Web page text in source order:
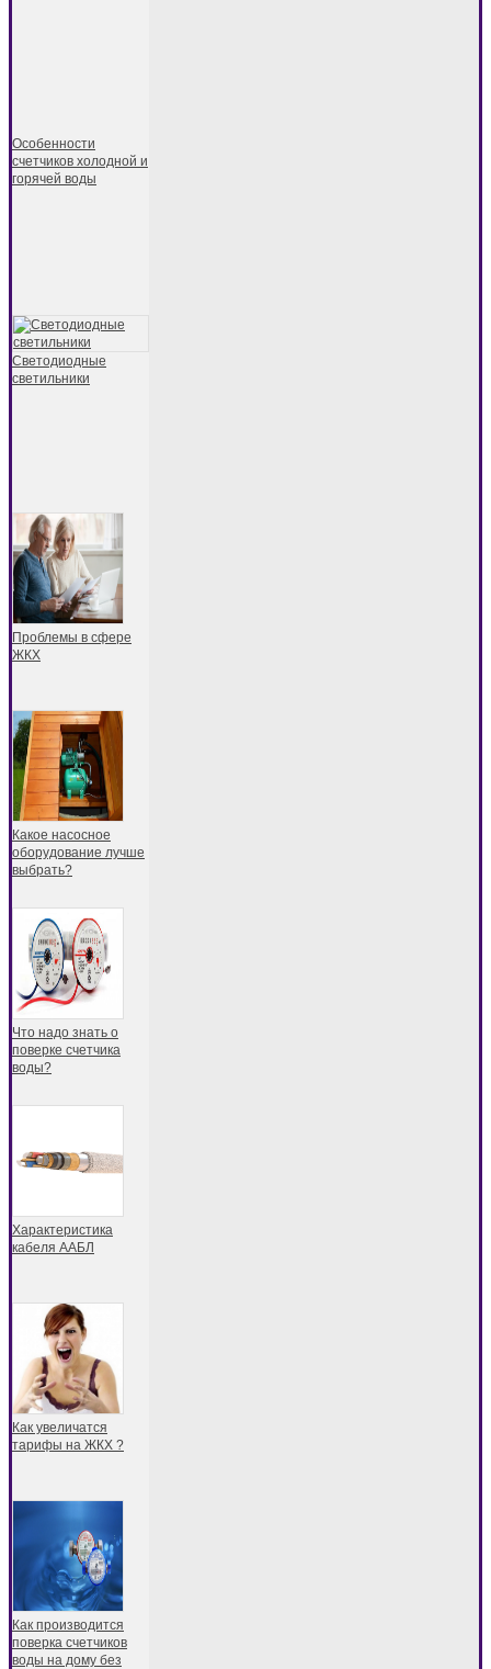
Особенности
счетчиков холодной и
горячей воды
Светодиодные
светильники
Проблемы в сфере
ЖКХ
Какое насосное
оборудование лучше
выбрать?
Что надо знать о
поверке счетчика
воды?
Характеристика
кабеля ААБЛ
Как увеличатся
тарифы на ЖКХ ?
Как производится
поверка счетчиков
воды на дому без